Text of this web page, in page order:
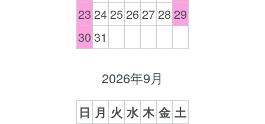
23 24 25 26 27 28 29
30 31
2026年9月
日 月 火 水 木 金 土